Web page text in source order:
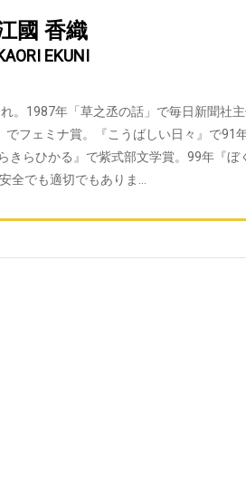
國 香織
EKUNI
。1987年「草之丞の話」で毎日新聞社
でフェミナ賞。『こうばしい日々』で
きらひかる』で紫式部文学賞。99年『
全でも適切でもありま…